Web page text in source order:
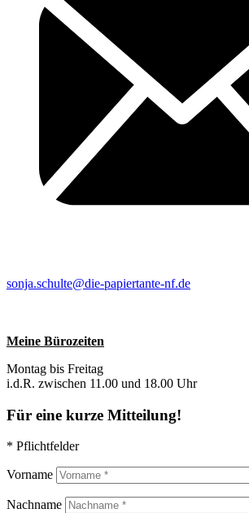
sonja.schulte@die-papiertante-nf.de
Meine Bürozeiten
Montag bis Freitag
i.d.R. zwischen 11.00 und 18.00 Uhr
Für eine kurze Mitteilung!
* Pflichtfelder
Vorname
Nachname